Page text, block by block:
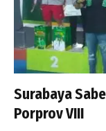
Surabaya
Porprov VIII